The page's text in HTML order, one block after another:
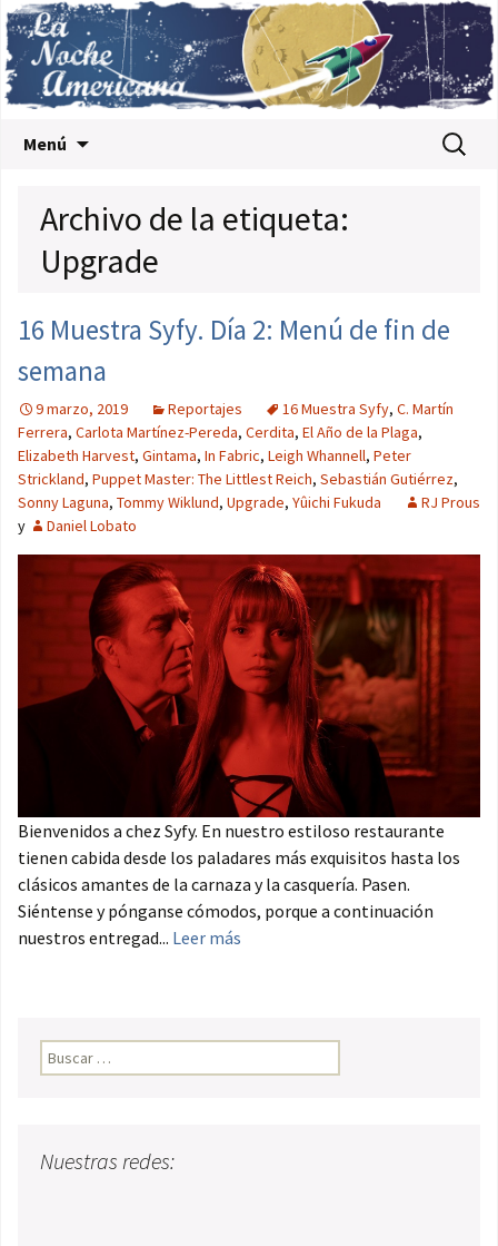
Menú Buscar:
Archivo de la etiqueta:
Upgrade
16 Muestra Syfy. Día 2: Menú de fin de
semana
9 marzo, 2019 Reportajes 16 Muestra Syfy, C. Martín
Ferrera, Carlota Martínez-Pereda, Cerdita, El Año de la Plaga,
Elizabeth Harvest, Gintama, In Fabric, Leigh Whannell, Peter
Strickland, Puppet Master: The Littlest Reich, Sebastián Gutiérrez,
Sonny Laguna, Tommy Wiklund, Upgrade, Yûichi Fukuda
RJ Prous
y
Daniel Lobato
Bienvenidos a chez Syfy. En nuestro estiloso restaurante
tienen cabida desde los paladares más exquisitos hasta los
clásicos amantes de la carnaza y la casquería. Pasen.
Siéntense y pónganse cómodos, porque a continuación
nuestros entregad... Leer más
Buscar:
Nuestras redes: